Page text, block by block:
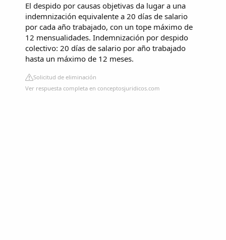
El despido por causas objetivas da lugar a una
indemnización equivalente a 20 días de salario
por cada año trabajado, con un tope máximo de
12 mensualidades. Indemnización por despido
colectivo: 20 días de salario por año trabajado
hasta un máximo de 12 meses.
Solicitud de eliminación
Ver respuesta completa en conceptosjuridicos.com